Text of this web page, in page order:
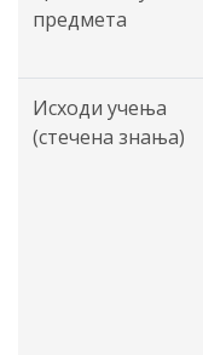
предмета
Исходи учења
(стечена знања)